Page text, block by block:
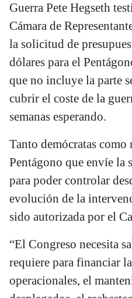
Guerra Pete Hegseth
Cámara de
la solicitud de
dólares para el
que no incluye la parte
cubrir el coste de la
semanas esperando.
Tanto demócratas
Pentágono que envíe la
para poder controlar
evolución de la
sido autorizada por el
“El Congreso necesita
requiere para financiar
operacionales, el